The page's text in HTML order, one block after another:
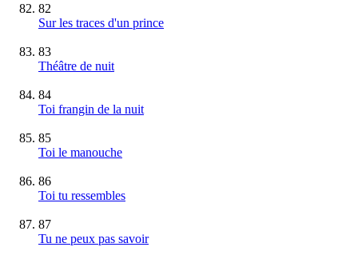
82
Sur les traces d'un prince
83
Théâtre de nuit
84
Toi frangin de la nuit
85
Toi le manouche
86
Toi tu ressembles
87
Tu ne peux pas savoir